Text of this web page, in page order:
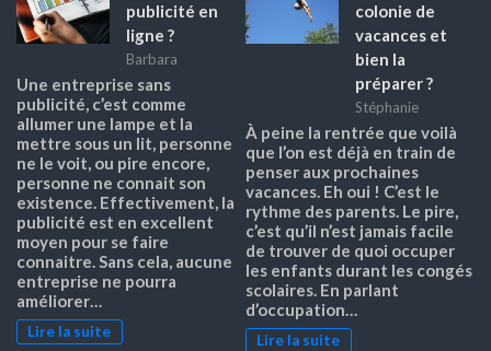
publicité en
ligne ?
Barbara
Une entreprise sans
publicité, c’est comme
allumer une lampe et la
mettre sous un lit, personne
ne le voit, ou pire encore,
personne ne connait son
existence. Effectivement, la
publicité est en excellent
moyen pour se faire
connaitre. Sans cela, aucune
entreprise ne pourra
améliorer…
Lire la suite
colonie de
vacances et
bien la
préparer ?
Stéphanie
À peine la rentrée que voilà
que l’on est déjà en train de
penser aux prochaines
vacances. Eh oui ! C’est le
rythme des parents. Le pire,
c’est qu’il n’est jamais facile
de trouver de quoi occuper
les enfants durant les congés
scolaires. En parlant
d’occupation…
Lire la suite